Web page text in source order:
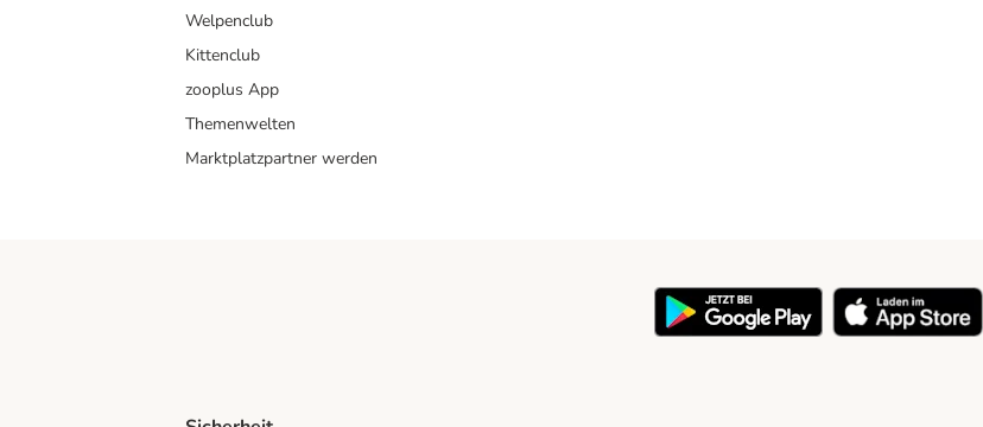
Welpenclub
Kittenclub
zooplus App
Themenwelten
Marktplatzpartner werden